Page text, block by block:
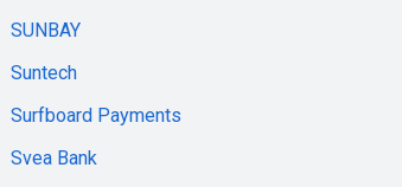
SUNBAY
Suntech
Surfboard Payments
Svea Bank